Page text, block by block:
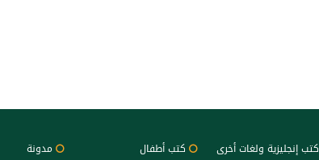
كتب إنجليزية ولغات أخرى كتب أطفال مدونة